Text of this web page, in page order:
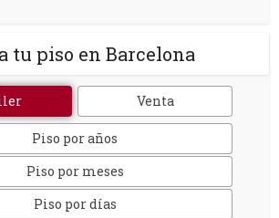
tu piso en Barcelona
Venta
Piso por años
Piso por meses
Piso por días